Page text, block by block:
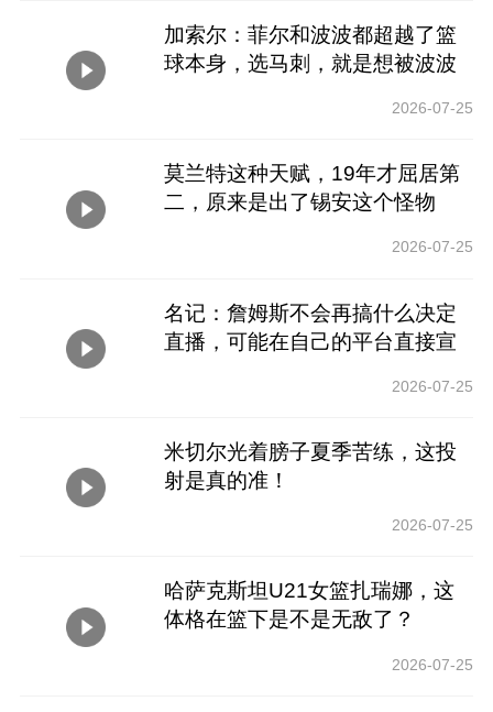
加索尔：菲尔和波波都超越了篮
球本身，选马刺，就是想被波波
2026-07-25
莫兰特这种天赋，19年才屈居第
二，原来是出了锡安这个怪物
2026-07-25
名记：詹姆斯不会再搞什么决定
直播，可能在自己的平台直接宣
2026-07-25
米切尔光着膀子夏季苦练，这投
射是真的准！
2026-07-25
哈萨克斯坦U21女篮扎瑞娜，这
体格在篮下是不是无敌了？
2026-07-25